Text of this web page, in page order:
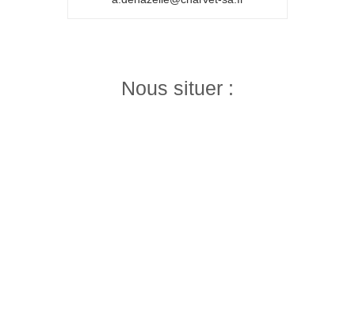
Nous situer :